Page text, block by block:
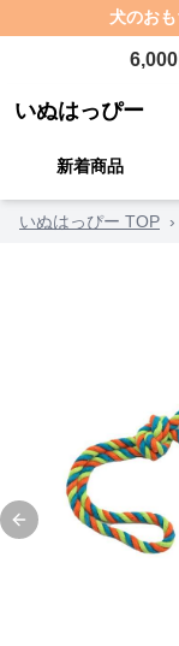
犬のお
6,000
いぬはっぴー
新着商品
いぬはっぴー TOP ›
Previous slide